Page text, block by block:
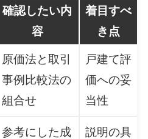
確認したい内
容
着目すべ
き点
原価法と取引
事例比較法の
組合せ
戸建て評
価への妥
当性
参考にした成
説明の具